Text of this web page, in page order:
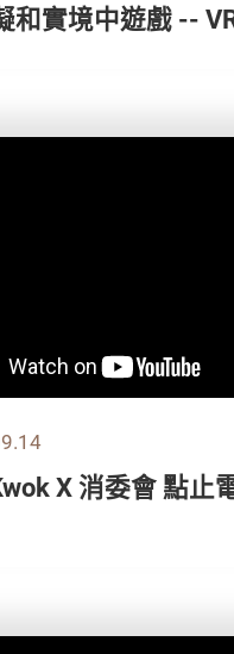
和實境中遊戲 --
X 消委會 點止